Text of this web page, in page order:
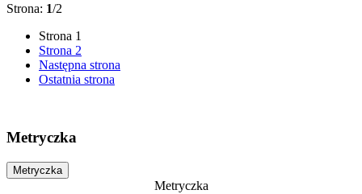
Strona: 1/2
Strona 1
Strona 2
Następna strona
Ostatnia strona
Metryczka
Metryczka
Metryczka